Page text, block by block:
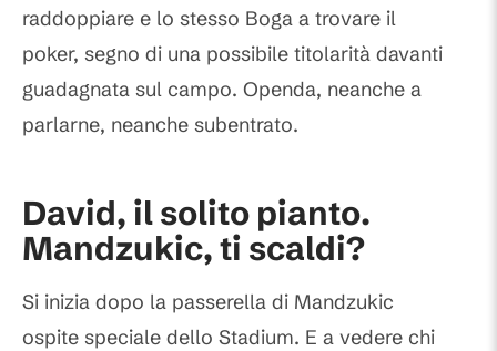
raddoppiare e lo stesso Boga a trovare il
poker, segno di una possibile titolarità davanti
guadagnata sul campo. Openda, neanche a
parlarne, neanche subentrato.
David, il solito pianto.
Mandzukic, ti scaldi?
Si inizia dopo la passerella di Mandzukic
ospite speciale dello Stadium. E a vedere chi